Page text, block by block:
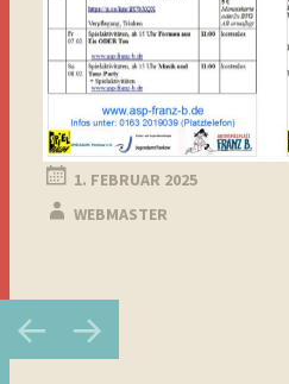
1. FEBRUAR 2025
WEBMASTER